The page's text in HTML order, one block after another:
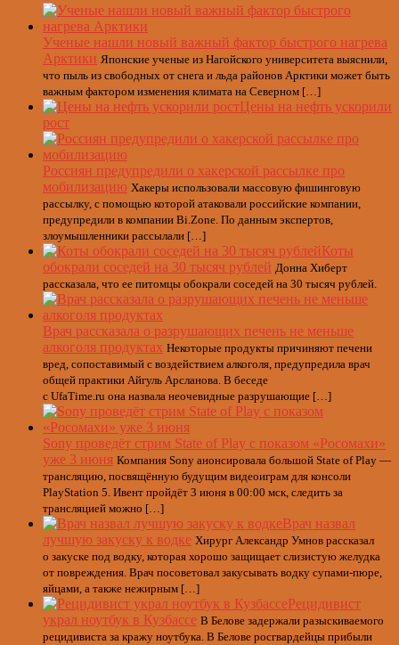
Ученые нашли новый важный фактор быстрого нагрева
Арктики Японские ученые из Нагойского университета выяснили,
что пыль из свободных от снега и льда районов Арктики может быть
важным фактором изменения климата на Северном […]
Цены на нефть ускорили
рост
Россиян предупредили о хакерской рассылке про
мобилизацию Хакеры использовали массовую фишинговую
рассылку, с помощью которой атаковали российские компании,
предупредили в компании Bi.Zone. По данным экспертов,
злоумышленники рассылали […]
Коты
обокрали соседей на 30 тысяч рублей Донна Хиберт
рассказала, что ее питомцы обокрали соседей на 30 тысяч рублей.
Врач рассказала о разрушающих печень не меньше
алкоголя продуктах Некоторые продукты причиняют печени
вред, сопоставимый с воздействием алкоголя, предупредила врач
общей практики Айгуль Арсланова. В беседе
с UfaTime.ru она назвала неочевидные разрушающие […]
Sony проведёт стрим State of Play с показом «Росомахи»
уже 3 июня Компания Sony анонсировала большой State of Play —
трансляцию, посвящённую будущим видеоиграм для консоли
PlayStation 5. Ивент пройдёт 3 июня в 00:00 мск, следить за
трансляцией можно […]
Врач назвал
лучшую закуску к водке Хирург Александр Умнов рассказал
о закуске под водку, которая хорошо защищает слизистую желудка
от повреждения. Врач посоветовал закусывать водку супами-пюре,
яйцами, а также нежирным […]
Рецидивист
украл ноутбук в Кузбассе В Белове задержали разыскиваемого
рецидивиста за кражу ноутбука. В Белове росгвардейцы прибыли